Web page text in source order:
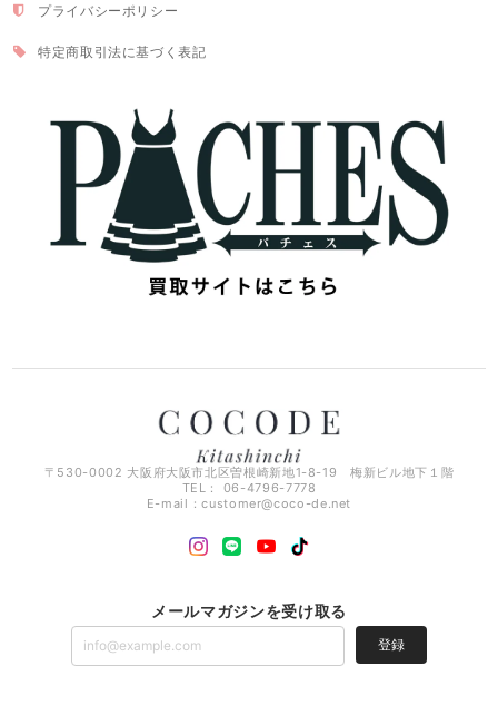
プライバシーポリシー
特定商取引法に基づく表記
〒530-0002 大阪府大阪市北区曽根崎新地1-8-19 梅新ビル地下１階
TEL： 06-4796-7778
E-mail：customer@coco-de.net
メールマガジンを受け取る
登録